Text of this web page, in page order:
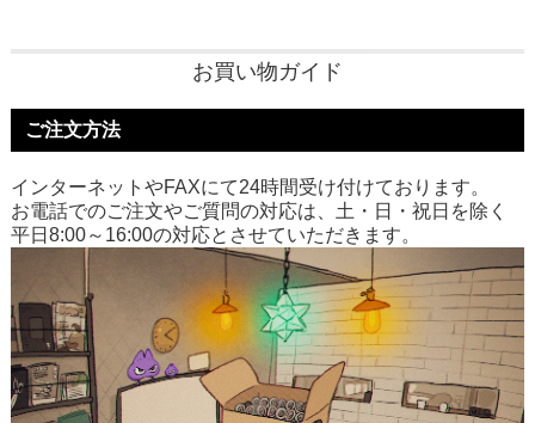
お買い物ガイド
ご注文方法
インターネットやFAXにて24時間受け付けております。
お電話でのご注文やご質問の対応は、土・日・祝日を除く
平日8:00～16:00の対応とさせていただきます。